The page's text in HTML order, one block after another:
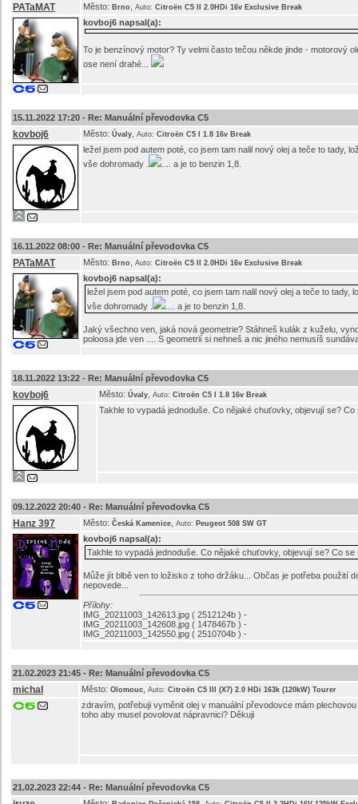
PATaMAT Město: Brno Auto: Citroën C5 II 2.0HDi 16v Exclusive Break
kovboj6 napsal(a):
To je benzínový motor? Ty velmi často tečou někde jinde - motorový
ose není drahé...
15.11.2022 17:20 - Re: Manuální převodovka C5
kovboj6 Město: Úvaly Auto: Citroën C5 I 1.8 16v Break
ležel jsem pod autem poté, co jsem tam nalil nový olej a teče to tady,
vše dohromady .
.... a je to benzin 1,8.
16.11.2022 08:00 - Re: Manuální převodovka C5
PATaMAT Město: Brno Auto: Citroën C5 II 2.0HDi 16v Exclusive Break
kovboj6 napsal(a):
ležel jsem pod autem poté, co jsem tam nalil nový olej a teče to
vše dohromady .
.... a je to benzin 1,8.
Jaký všechno ven, jaká nová geometrie? Stáhneš kulák z kuželu,
poloosa jde ven .... S geometrií si nehneš a nic jiného nemusíš
18.11.2022 13:22 - Re: Manuální převodovka C5
kovboj6 Město: Úvaly Auto: Citroën C5 I 1.8 16v Break
Takhle to vypadá jednoduše. Co nějaké chuťovky, objevují se?
09.12.2022 20:40 - Re: Manuální převodovka C5
Hanz 397 Město: Česká Kamenice Auto: Peugeot 508 SW GT
kovboj6 napsal(a):
Takhle to vypadá jednoduše. Co nějaké chuťovky, objevují se? Co
Může jít blbě ven to ložisko z toho držáku... Občas je potřeba použití
nepovede...
Přílohy:
IMG_20211003_142613.jpg ( 2512124b ) -
IMG_20211003_142608.jpg ( 1478467b ) -
IMG_20211003_142550.jpg ( 2510704b ) -
21.02.2023 21:45 - Re: Manuální převodovka C5
michal Město: Olomouc Auto: Citroën C5 III (X7) 2.0 HDi 163k (120kW) Tourer
zdravím, potřebuji vyměnit olej v manuální převodovce mám
toho aby musel povolovat nápravnici? Děkuji
21.02.2023 22:44 - Re: Manuální převodovka C5